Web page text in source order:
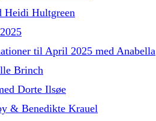
Heidi Hultgreen
til April 2025 med Anabella
Brinch
Dorte Ilsøe
& Benedikte Krauel